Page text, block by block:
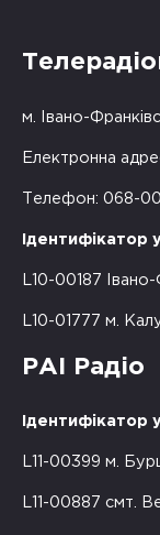
м. Івано-
Електронна
Телефон: 068-
Ідентифікатор
L10-00187
L10-01777 м.
РАІ Радіо
Ідентифікатор
L11-00399 м.
L11-00887 смт.